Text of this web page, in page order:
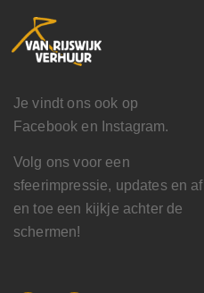
Je vindt ons ook op
Facebook en Instagram.
Volg ons voor een
sfeerimpressie, updates en af
en toe een kijkje achter de
schermen!